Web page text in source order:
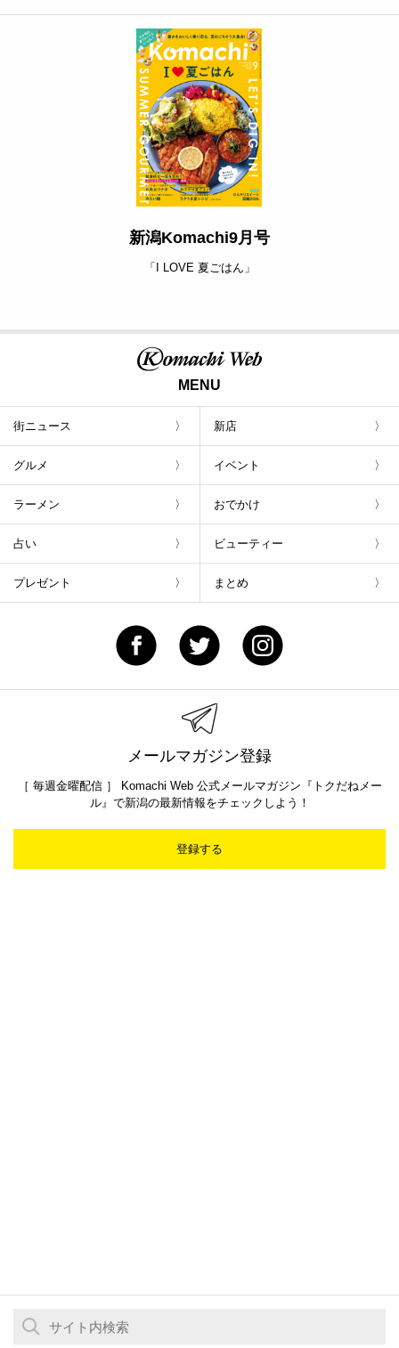
新潟Komachi9月号
「I LOVE 夏ごはん」
MENU
街ニュース 新店
グルメ イベント
ラーメン おでかけ
占い ビューティー
プレゼント まとめ
メールマガジン登録
［ 毎週金曜配信 ］ Komachi Web 公式メールマガジン『トクだねメー
ル』で新潟の最新情報をチェックしよう！
登録する